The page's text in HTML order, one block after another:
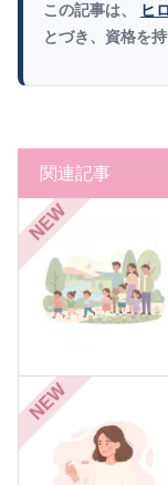
この記事は、 ヒ
とづき、資格を
関連記事
NEW
NEW